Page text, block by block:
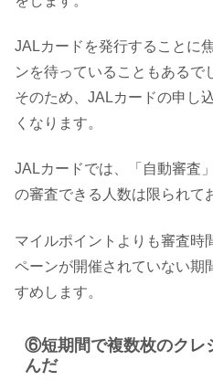
JALカードを発行することに
ンを待っていることもあるで
そのため、JALカードの申し
くなります。
JALカードでは、「自動審査
の審査できる人数は限られて
マイルポイントよりも審査時
ペーンが開催されていない期
すめします。
⑥短期間で複数枚のクレ
んだ